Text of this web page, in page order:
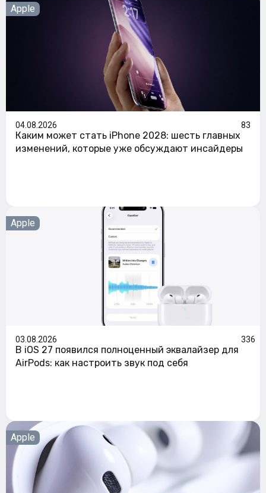
Apple
04.08.2026 83
Каким может стать iPhone 2028: шесть главных
изменений, которые уже обсуждают инсайдеры
Apple
03.08.2026 336
В iOS 27 появился полноценный эквалайзер для
AirPods: как настроить звук под себя
Apple